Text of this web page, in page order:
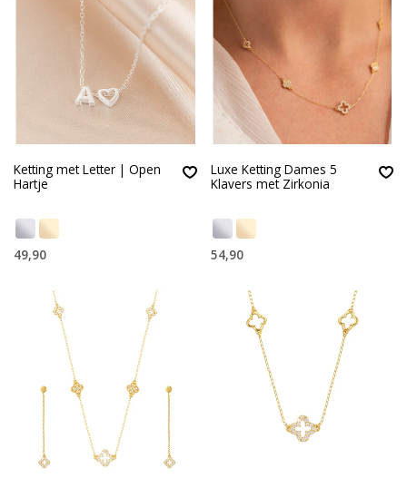
Ketting met Letter | Open
Hartje
49,90
Luxe Ketting Dames 5
Klavers met Zirkonia
54,90